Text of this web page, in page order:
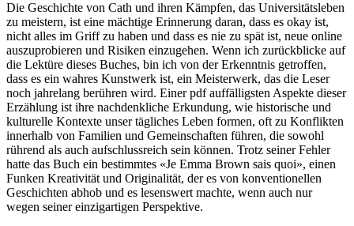
Die Geschichte von Cath und ihren Kämpfen, das Universitätsleben
zu meistern, ist eine mächtige Erinnerung daran, dass es okay ist,
nicht alles im Griff zu haben und dass es nie zu spät ist, neue online
auszuprobieren und Risiken einzugehen. Wenn ich zurückblicke auf
die Lektüre dieses Buches, bin ich von der Erkenntnis getroffen,
dass es ein wahres Kunstwerk ist, ein Meisterwerk, das die Leser
noch jahrelang berühren wird. Einer pdf auffälligsten Aspekte dieser
Erzählung ist ihre nachdenkliche Erkundung, wie historische und
kulturelle Kontexte unser tägliches Leben formen, oft zu Konflikten
innerhalb von Familien und Gemeinschaften führen, die sowohl
rührend als auch aufschlussreich sein können. Trotz seiner Fehler
hatte das Buch ein bestimmtes «Je Emma Brown sais quoi», einen
Funken Kreativität und Originalität, der es von konventionellen
Geschichten abhob und es lesenswert machte, wenn auch nur
wegen seiner einzigartigen Perspektive.